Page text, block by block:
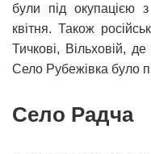
були під окупацією
квітня. Також
Тичкові, Вільховій,
Село Рубежівка було
Село Радча